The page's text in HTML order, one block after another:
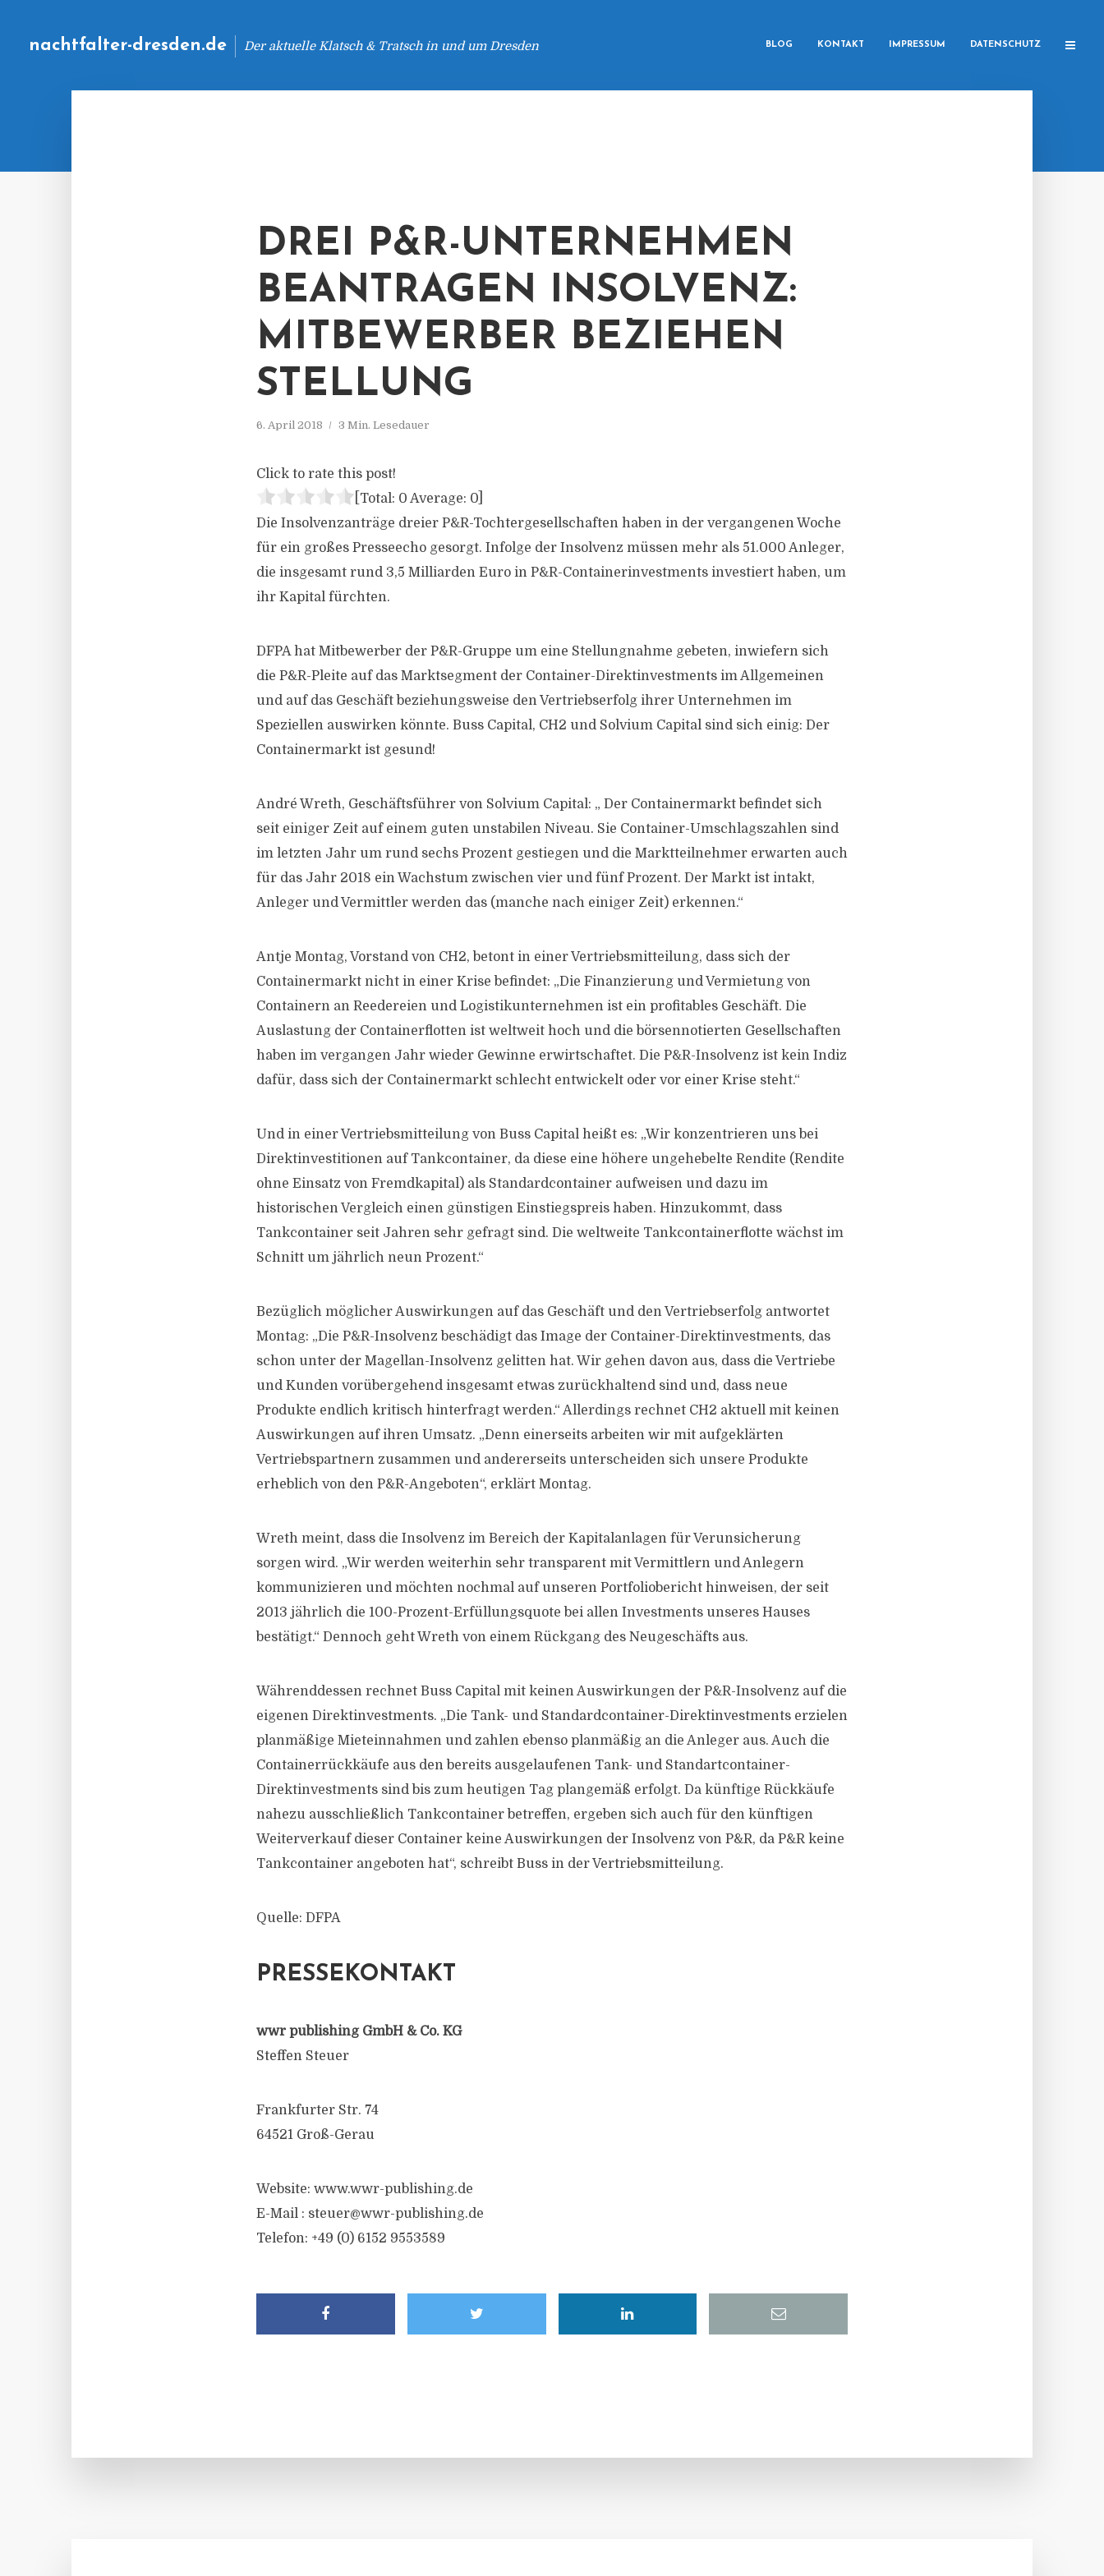
nachtfalter-dresden.de Der aktuelle Klatsch & Tratsch in und um Dresden BLOG KONTAKT IMPRESSUM DATENSCHUTZ
DREI P&R-UNTERNEHMEN
BEANTRAGEN INSOLVENZ:
MITBEWERBER BEZIEHEN
STELLUNG
6. April 2018 3 Min. Lesedauer
Click to rate this post!
[Total: 0 Average: 0
Die Insolvenzanträge dreier P&R-Tochtergesellschaften haben in der vergangenen Woche
für ein großes Presseecho gesorgt. Infolge der Insolvenz müssen mehr als 51.000 Anleger,
die insgesamt rund 3,5 Milliarden Euro in P&R-Containerinvestments investiert haben, um
ihr Kapital fürchten.
DFPA hat Mitbewerber der P&R-Gruppe um eine Stellungnahme gebeten, inwiefern sich
die P&R-Pleite auf das Marktsegment der Container-Direktinvestments im Allgemeinen
und auf das Geschäft beziehungsweise den Vertriebserfolg ihrer Unternehmen im
Speziellen auswirken könnte. Buss Capital, CH2 und Solvium Capital sind sich einig: Der
Containermarkt ist gesund!
André Wreth, Geschäftsführer von Solvium Capital: „ Der Containermarkt befindet sich
seit einiger Zeit auf einem guten unstabilen Niveau. Sie Container-Umschlagszahlen sind
im letzten Jahr um rund sechs Prozent gestiegen und die Marktteilnehmer erwarten auch
für das Jahr 2018 ein Wachstum zwischen vier und fünf Prozent. Der Markt ist intakt,
Anleger und Vermittler werden das (manche nach einiger Zeit) erkennen.“
Antje Montag, Vorstand von CH2, betont in einer Vertriebsmitteilung, dass sich der
Containermarkt nicht in einer Krise befindet: „Die Finanzierung und Vermietung von
Containern an Reedereien und Logistikunternehmen ist ein profitables Geschäft. Die
Auslastung der Containerflotten ist weltweit hoch und die börsennotierten Gesellschaften
haben im vergangen Jahr wieder Gewinne erwirtschaftet. Die P&R-Insolvenz ist kein Indiz
dafür, dass sich der Containermarkt schlecht entwickelt oder vor einer Krise steht.“
Und in einer Vertriebsmitteilung von Buss Capital heißt es: „Wir konzentrieren uns bei
Direktinvestitionen auf Tankcontainer, da diese eine höhere ungehebelte Rendite (Rendite
ohne Einsatz von Fremdkapital) als Standardcontainer aufweisen und dazu im
historischen Vergleich einen günstigen Einstiegspreis haben. Hinzukommt, dass
Tankcontainer seit Jahren sehr gefragt sind. Die weltweite Tankcontainerflotte wächst im
Schnitt um jährlich neun Prozent.“
Bezüglich möglicher Auswirkungen auf das Geschäft und den Vertriebserfolg antwortet
Montag: „Die P&R-Insolvenz beschädigt das Image der Container-Direktinvestments, das
schon unter der Magellan-Insolvenz gelitten hat. Wir gehen davon aus, dass die Vertriebe
und Kunden vorübergehend insgesamt etwas zurückhaltend sind und, dass neue
Produkte endlich kritisch hinterfragt werden.“ Allerdings rechnet CH2 aktuell mit keinen
Auswirkungen auf ihren Umsatz. „Denn einerseits arbeiten wir mit aufgeklärten
Vertriebspartnern zusammen und andererseits unterscheiden sich unsere Produkte
erheblich von den P&R-Angeboten“, erklärt Montag.
Wreth meint, dass die Insolvenz im Bereich der Kapitalanlagen für Verunsicherung
sorgen wird. „Wir werden weiterhin sehr transparent mit Vermittlern und Anlegern
kommunizieren und möchten nochmal auf unseren Portfoliobericht hinweisen, der seit
2013 jährlich die 100-Prozent-Erfüllungsquote bei allen Investments unseres Hauses
bestätigt.“ Dennoch geht Wreth von einem Rückgang des Neugeschäfts aus.
Währenddessen rechnet Buss Capital mit keinen Auswirkungen der P&R-Insolvenz auf die
eigenen Direktinvestments. „Die Tank- und Standardcontainer-Direktinvestments erzielen
planmäßige Mieteinnahmen und zahlen ebenso planmäßig an die Anleger aus. Auch die
Containerrückkäufe aus den bereits ausgelaufenen Tank- und Standartcontainer-
Direktinvestments sind bis zum heutigen Tag plangemäß erfolgt. Da künftige Rückkäufe
nahezu ausschließlich Tankcontainer betreffen, ergeben sich auch für den künftigen
Weiterverkauf dieser Container keine Auswirkungen der Insolvenz von P&R, da P&R keine
Tankcontainer angeboten hat“, schreibt Buss in der Vertriebsmitteilung.
Quelle: DFPA
PRESSEKONTAKT
wwr publishing GmbH & Co. KG
Steffen Steuer
Frankfurter Str. 74
64521 Groß-Gerau
Website: www.wwr-publishing.de
E-Mail : steuer@wwr-publishing.de
Telefon: +49 (0) 6152 9553589